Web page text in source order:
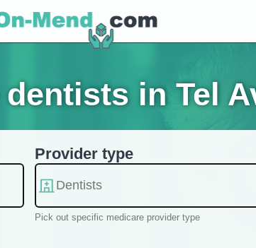
in Tel
Provider type
Pick out specific medicare provider type